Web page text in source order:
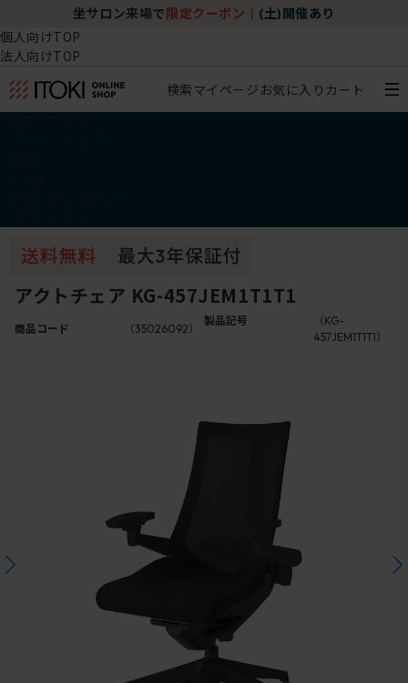
坐サロン来場で 限定クーポン (土)開催あり
個人向けTOP
法人向けTOP
検索マイページ お気に入り カート
アクトチェア KG-457JEM1T1T1
商品コード （35026092）
製品記号
（KG-
457JEM1T1T1）